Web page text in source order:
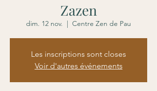
Zazen
dim. 12 nov.
  |
Centre Zen de Pau
Les inscriptions sont closes
Voir d'autres événements